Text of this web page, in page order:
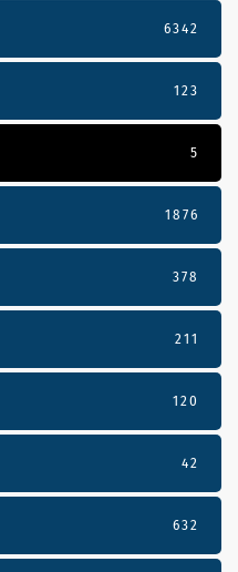
6342
123
5
1876
378
211
120
42
632